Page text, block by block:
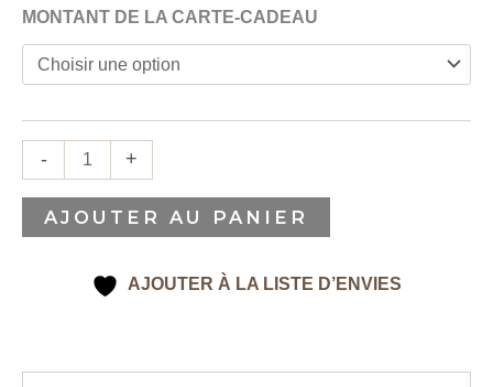
MONTANT DE LA CARTE-CADEAU
- +
AJOUTER AU PANIER
AJOUTER À LA LISTE D’ENVIES